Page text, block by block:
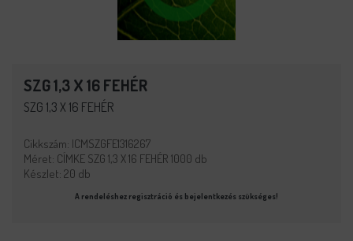
SZG 1,3 X 16 FEHÉR
SZG 1,3 X 16 FEHÉR
Cikkszám: ICMSZGFE1316267
Méret: CÍMKE SZG 1,3 X 16 FEHÉR 1000 db
Készlet: 20 db
A rendeléshez regisztráció és bejelentkezés szükséges!